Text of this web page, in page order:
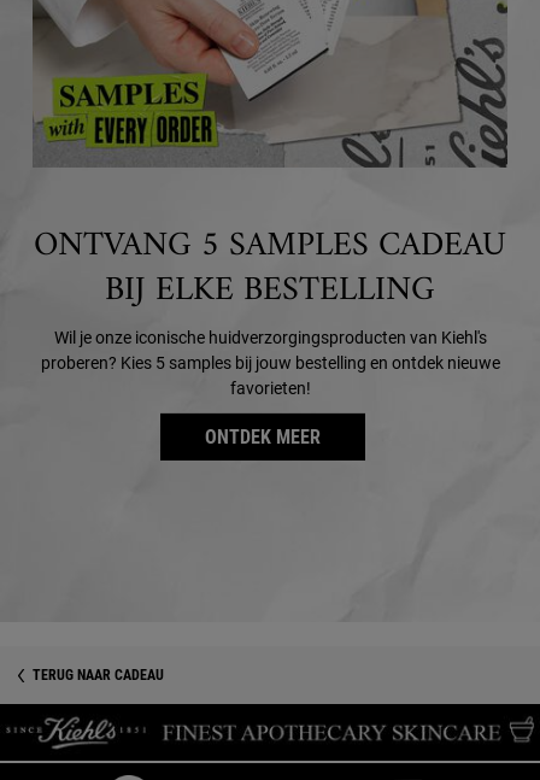
ONTVANG 5 SAMPLES CADEAU
BIJ ELKE BESTELLING
Wil je onze iconische huidverzorgingsproducten van Kiehl's
proberen? Kies 5 samples bij jouw bestelling en ontdek nieuwe
favorieten!
ONTDEK MEER
TERUG NAAR CADEAU